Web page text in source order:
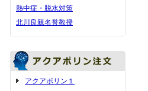
熱中症・脱水対策
北川良親名誉教授
アクアポリン１